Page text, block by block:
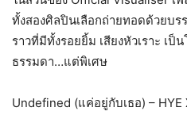
ทั้งสองศิลปินเลือกถ่ายทอดด้วยบร
ราวที่มีทั้งรอยยิ้ม เสียงหัวเราะ เ
ธรรมดา…แต่พิเศษ
Undefined (แค่อยู่กับเธอ) –